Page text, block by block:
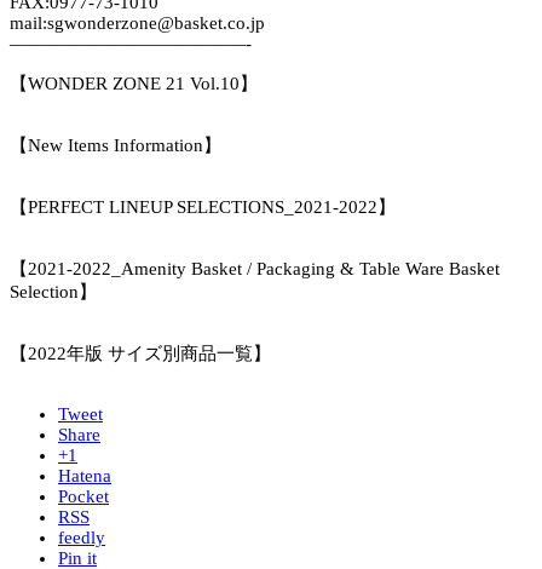
mail:sgwonderzone@basket.co.jp
—————————————-
【WONDER ZONE 21 Vol.10】
【New Items Information】
【PERFECT LINEUP SELECTIONS_2021-2022】
【2021-2022_Amenity Basket / Packaging & Table Ware Basket
Selection】
【2022年版 サイズ別商品一覧】
Tweet
Share
+1
Hatena
Pocket
RSS
feedly
Pin it